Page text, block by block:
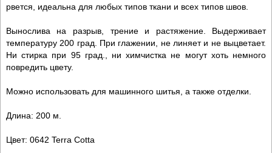
рвется, идеальна для любых типов ткани и всех типов швов.
Вынослива на разрыв, трение и растяжение. Выдерживает
температуру 200 град. При глажении, не линяет и не выцветает.
Ни стирка при 95 град., ни химчистка не могут хоть немного
повредить цвету.
Можно использовать для машинного шитья, а также отделки.
Длина: 200 м.
Цвет: 0642 Terra Cotta